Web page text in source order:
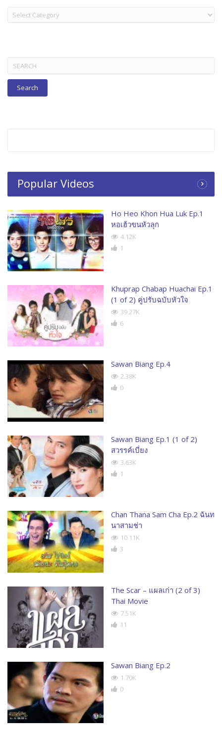
LAKORN:
TITLES
Search
for:
Popular Videos
Ho Heo Khon Hua Luk Ep.1
หอเฮ้วขนหัวลุก
4.12K
1
Khuprap Chabap Huachai Ep.1
(1 of 2) คู่ปรับฉบับหัวใจ
39.27K
6
Sawan Biang Ep.4
2.38K
0
Sawan Biang Ep.1 (1 of 2)
สวรรค์เบี่ยง
3.63K
1
Chan Thana Sam Cha Ep.2 ฉันท
นาสามช่า
10.11K
3
The Scar – แผลเก่า (2 of 3)
Thai Movie
7.51K
11
Sawan Biang Ep.2
1.70K
0